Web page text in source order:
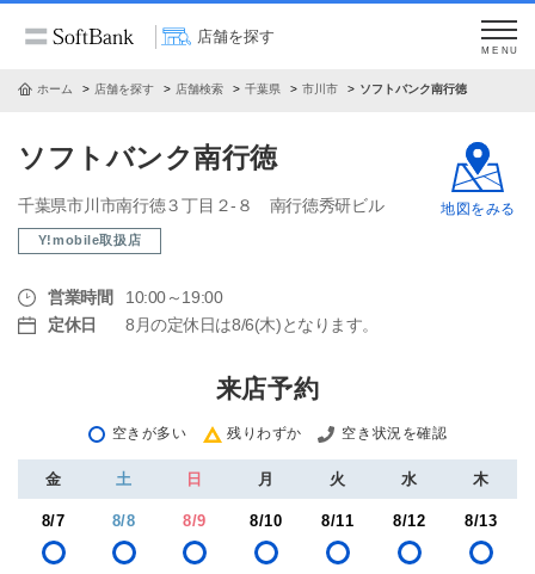
店舗を探す
MENU
ホーム 店舗を探す 店舗検索 千葉県 市川市 ソフトバンク南行徳
ソフトバンク南行徳
千葉県市川市南行徳３丁目２‐８ 南行徳秀研ビル
Y!mobile取扱店
営業時間
10:00～19:00
定休日
8月の定休日は8/6(木)となります。
地図をみる
来店予約
空きが多い 残りわずか 空き状況を確認
金 土 日 月 火 水 木
8/7 8/8 8/9 8/10 8/11 8/12 8/13